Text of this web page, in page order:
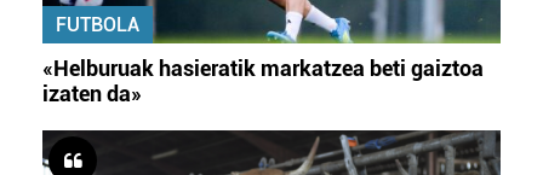
FUTBOLA
«Helburuak hasieratik markatzea beti gaiztoa
izaten da»